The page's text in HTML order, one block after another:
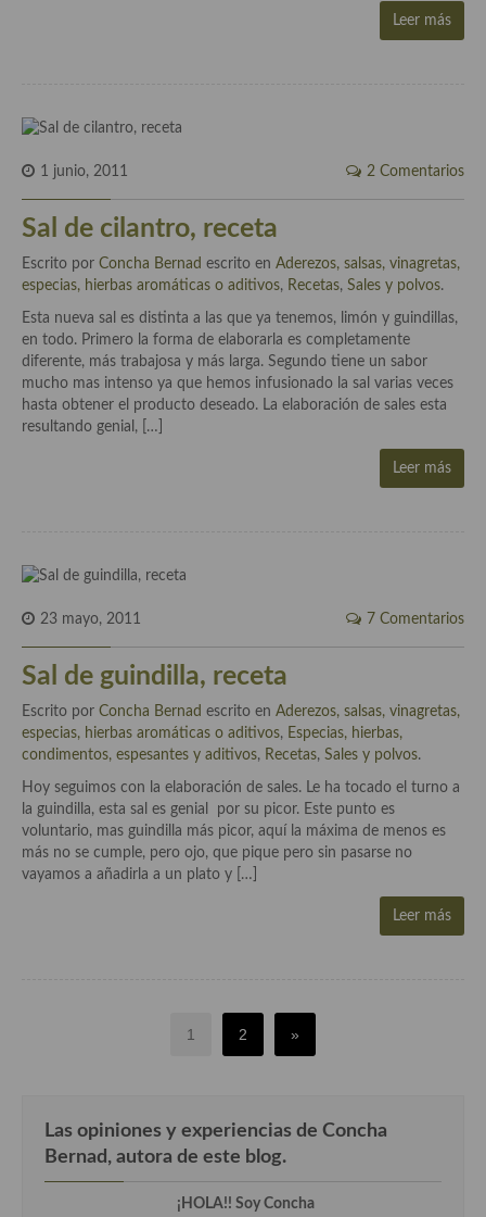
Leer más
1 junio, 2011 2 Comentarios
Sal de cilantro, receta
Escrito por Concha Bernad escrito en Aderezos, salsas, vinagretas,
especias, hierbas aromáticas o aditivos, Recetas, Sales y polvos.
Esta nueva sal es distinta a las que ya tenemos, limón y guindillas,
en todo. Primero la forma de elaborarla es completamente
diferente, más trabajosa y más larga. Segundo tiene un sabor
mucho mas intenso ya que hemos infusionado la sal varias veces
hasta obtener el producto deseado. La elaboración de sales esta
resultando genial, […]
Leer más
23 mayo, 2011 7 Comentarios
Sal de guindilla, receta
Escrito por Concha Bernad escrito en Aderezos, salsas, vinagretas,
especias, hierbas aromáticas o aditivos, Especias, hierbas,
condimentos, espesantes y aditivos, Recetas, Sales y polvos.
Hoy seguimos con la elaboración de sales. Le ha tocado el turno a
la guindilla, esta sal es genial por su picor. Este punto es
voluntario, mas guindilla más picor, aquí la máxima de menos es
más no se cumple, pero ojo, que pique pero sin pasarse no
vayamos a añadirla a un plato y […]
Leer más
1 2 »
Las opiniones y experiencias de Concha
Bernad, autora de este blog.
¡HOLA!! Soy Concha